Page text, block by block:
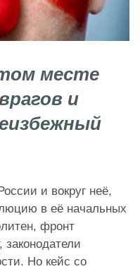
месте
и
и вокруг неё,
в её начальных
фронт
законодатели
Но кейс со